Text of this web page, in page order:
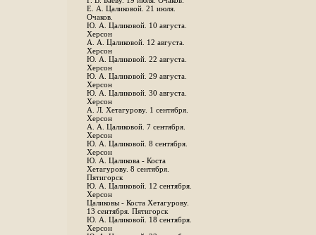
Е. А. Цаликовой. 21 июля.
Очаков.
Ю. А. Цаликовой. 10 августа.
Херсон
А. А. Цаликовой. 12 августа.
Херсон
Ю. А. Цаликовой. 22 августа.
Херсон
Ю. А. Цаликовой. 29 августа.
Херсон
Ю. А. Цаликовой. 30 августа.
Херсон
А. Л. Хетагурову. 1 сентября.
Херсон
А. А. Цаликовой. 7 сентября.
Херсон
Ю. А. Цаликовой. 8 сентября.
Херсон
Ю. А. Цаликова - Коста
Хетагурову. 8 сентября.
Пятигорск
Ю. А. Цаликовой. 12 сентября.
Херсон
Цаликовы - Коста Хетагурову.
13 сентября. Пятигорск
Ю. А. Цаликовой. 18 сентября.
Херсон